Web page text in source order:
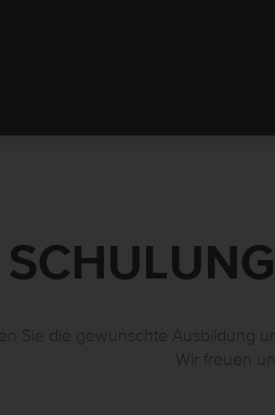
Sie die gewünschte Ausbildung
Wir freuen